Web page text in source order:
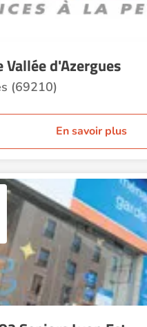
d'Azergues
(69210)
En savoir plus